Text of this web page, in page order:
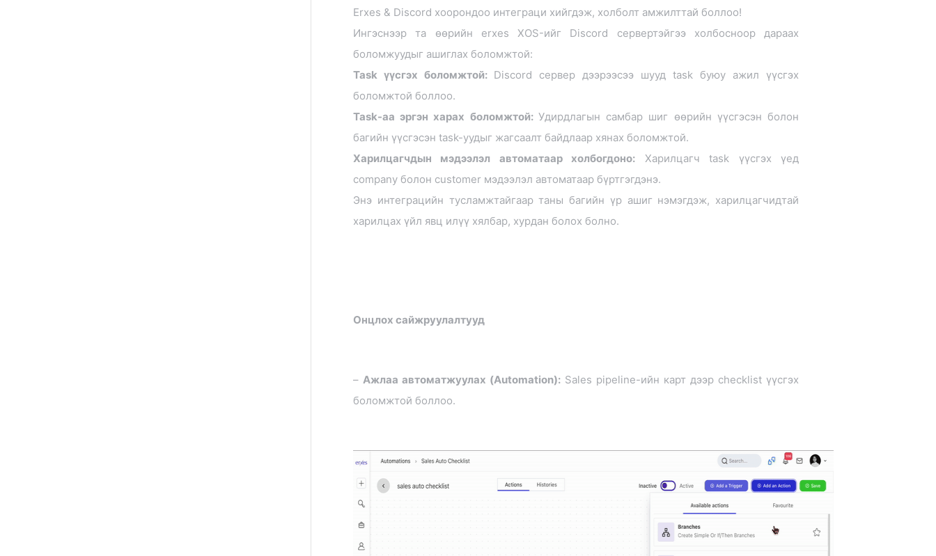
Erxes & Discord хоорондоо интеграци хийгдэж, холболт амжилттай боллоо!
Ингэснээр та өөрийн erxes XOS-ийг Discord сервертэйгээ холбосноор дараах
боломжуудыг ашиглах боломжтой:
Task үүсгэх боломжтой: Discord сервер дээрээсээ шууд task буюу ажил үүсгэх
боломжтой боллоо.
Task-аа эргэн харах боломжтой: Удирдлагын самбар шиг өөрийн үүсгэсэн болон
багийн үүсгэсэн task-уудыг жагсаалт байдлаар хянах боломжтой.
Харилцагчдын мэдээлэл автоматаар холбогдоно: Харилцагч task үүсгэх үед
company болон customer мэдээлэл автоматаар бүртгэгдэнэ.
Энэ интеграцийн тусламжтайгаар таны багийн үр ашиг нэмэгдэж, харилцагчидтай
харилцах үйл явц илүү хялбар, хурдан болох болно.
Онцлох сайжруулалтууд
– Ажлаа автоматжуулах (Automation): Sales pipeline-ийн карт дээр checklist үүсгэх
боломжтой боллоо.